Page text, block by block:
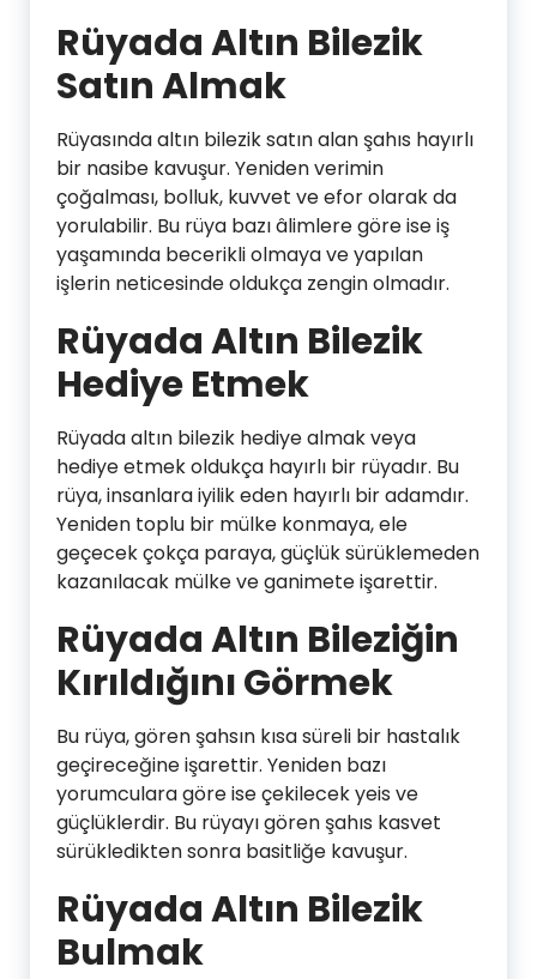
Rüyada Altın Bilezik
Satın Almak
Rüyasında altın bilezik satın alan şahıs hayırlı
bir nasibe kavuşur. Yeniden verimin
çoğalması, bolluk, kuvvet ve efor olarak da
yorulabilir. Bu rüya bazı âlimlere göre ise iş
yaşamında becerikli olmaya ve yapılan
işlerin neticesinde oldukça zengin olmadır.
Rüyada Altın Bilezik
Hediye Etmek
Rüyada altın bilezik hediye almak veya
hediye etmek oldukça hayırlı bir rüyadır. Bu
rüya, insanlara iyilik eden hayırlı bir adamdır.
Yeniden toplu bir mülke konmaya, ele
geçecek çokça paraya, güçlük sürüklemeden
kazanılacak mülke ve ganimete işarettir.
Rüyada Altın Bileziğin
Kırıldığını Görmek
Bu rüya, gören şahsın kısa süreli bir hastalık
geçireceğine işarettir. Yeniden bazı
yorumculara göre ise çekilecek yeis ve
güçlüklerdir. Bu rüyayı gören şahıs kasvet
sürükledikten sonra basitliğe kavuşur.
Rüyada Altın Bilezik
Bulmak